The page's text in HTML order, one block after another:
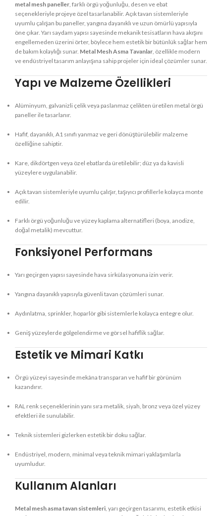
metal mesh paneller, farklı örgü yoğunluğu, desen ve ebat
seçenekleriyle projeye özel tasarlanabilir. Açık tavan sistemleriyle
uyumlu çalışan bu paneller, yangına dayanıklı ve uzun ömürlü yapısıyla
öne çıkar. Yarı saydam yapısı sayesinde mekanik tesisatların hava akışını
engellemeden üzerini örter, böylece hem estetik bir bütünlük sağlar hem
de bakım kolaylığı sunar. Metal Mesh Asma Tavanlar, özellikle modern
ve endüstriyel tasarım anlayışına sahip projeler için ideal çözümler sunar.
Yapı ve Malzeme Özellikleri
Alüminyum, galvanizli çelik veya paslanmaz çelikten üretilen metal örgü
paneller ile tasarlanır.
Hafif, dayanıklı, A1 sınıfı yanmaz ve geri dönüştürülebilir malzeme
özelliğine sahiptir.
Kare, dikdörtgen veya özel ebatlarda üretilebilir; düz ya da kavisli
yüzeylere uygulanabilir.
Açık tavan sistemleriyle uyumlu çalışır, taşıyıcı profillerle kolayca monte
edilir.
Farklı örgü yoğunluğu ve yüzey kaplama alternatifleri (boya, anodize,
doğal metalik) mevcuttur.
Fonksiyonel Performans
Yarı geçirgen yapısı sayesinde hava sirkülasyonuna izin verir.
Yangına dayanıklı yapısıyla güvenli tavan çözümleri sunar.
Aydınlatma, sprinkler, hoparlör gibi sistemlerle kolayca entegre olur.
Geniş yüzeylerde gölgelendirme ve görsel hafiflik sağlar.
Estetik ve Mimari Katkı
Örgü yüzeyi sayesinde mekâna transparan ve hafif bir görünüm
kazandırır.
RAL renk seçeneklerinin yanı sıra metalik, siyah, bronz veya özel yüzey
efektleri ile sunulabilir.
Teknik sistemleri gizlerken estetik bir doku sağlar.
Endüstriyel, modern, minimal veya teknik mimari yaklaşımlarla
uyumludur.
Kullanım Alanları
Metal mesh asma tavan sistemleri, yarı geçirgen tasarımı, estetik etkisi